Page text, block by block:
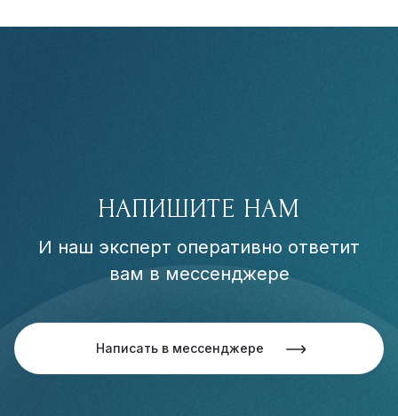
НАПИШИТЕ НАМ
И наш эксперт оперативно ответит
вам в мессенджере
Написать в мессенджере